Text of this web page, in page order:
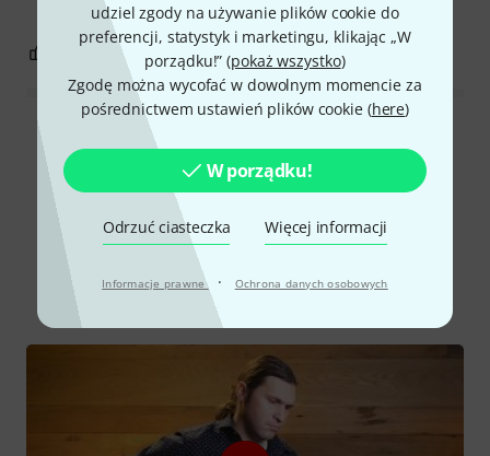
udziel zgody na używanie plików cookie do
preferencji, statystyk i marketingu, klikając „W
porządku!” (pokaż wszystko)
Zgodę można wycofać w dowolnym momencie za
pośrednictwem ustawień plików cookie (here)
W porządku!
Odrzuć ciasteczka Więcej informacji
Informacje prawne · Ochrona danych osobowych
1 ZGŁOŚ NADUŻYCIE
Czy wiesz że?
Wszystko Filmy Poradniki